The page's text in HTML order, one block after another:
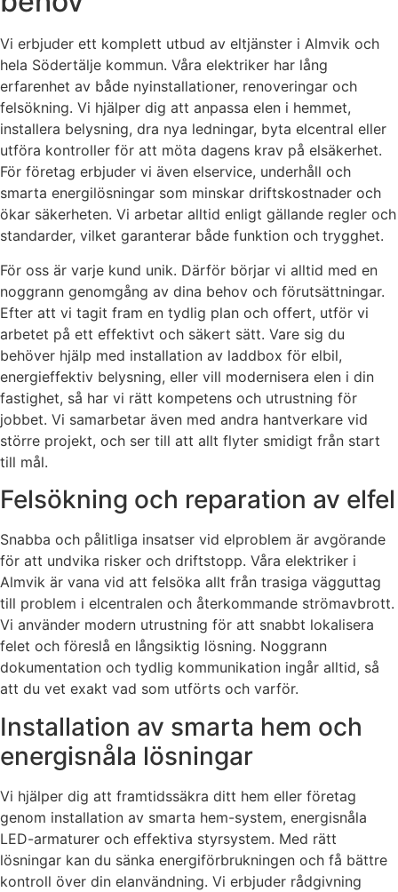
Vi erbjuder ett komplett utbud av eltjänster i Almvik och
hela Södertälje kommun. Våra elektriker har lång
erfarenhet av både nyinstallationer, renoveringar och
felsökning. Vi hjälper dig att anpassa elen i hemmet,
installera belysning, dra nya ledningar, byta elcentral eller
utföra kontroller för att möta dagens krav på elsäkerhet.
För företag erbjuder vi även elservice, underhåll och
smarta energilösningar som minskar driftskostnader och
ökar säkerheten. Vi arbetar alltid enligt gällande regler och
standarder, vilket garanterar både funktion och trygghet.
För oss är varje kund unik. Därför börjar vi alltid med en
noggrann genomgång av dina behov och förutsättningar.
Efter att vi tagit fram en tydlig plan och offert, utför vi
arbetet på ett effektivt och säkert sätt. Vare sig du
behöver hjälp med installation av laddbox för elbil,
energieffektiv belysning, eller vill modernisera elen i din
fastighet, så har vi rätt kompetens och utrustning för
jobbet. Vi samarbetar även med andra hantverkare vid
större projekt, och ser till att allt flyter smidigt från start
till mål.
Felsökning och reparation av elfel
Snabba och pålitliga insatser vid elproblem är avgörande
för att undvika risker och driftstopp. Våra elektriker i
Almvik är vana vid att felsöka allt från trasiga vägguttag
till problem i elcentralen och återkommande strömavbrott.
Vi använder modern utrustning för att snabbt lokalisera
felet och föreslå en långsiktig lösning. Noggrann
dokumentation och tydlig kommunikation ingår alltid, så
att du vet exakt vad som utförts och varför.
Installation av smarta hem och
energisnåla lösningar
Vi hjälper dig att framtidssäkra ditt hem eller företag
genom installation av smarta hem-system, energisnåla
LED-armaturer och effektiva styrsystem. Med rätt
lösningar kan du sänka energiförbrukningen och få bättre
kontroll över din elanvändning. Vi erbjuder rådgivning